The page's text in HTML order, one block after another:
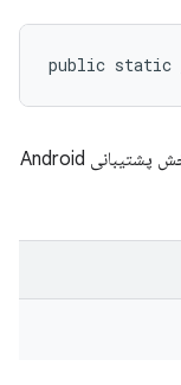
public static
تبدیل وضعیت Tradefed از فرمتی سازگار با بخش پشتیبانی Android